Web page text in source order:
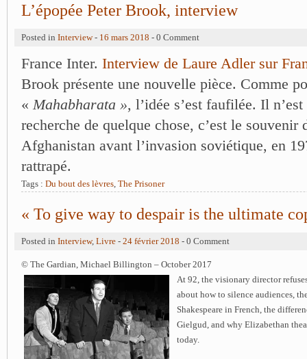
L’épopée Peter Brook, interview
Posted in Interview- 16 mars 2018 - 0 Comment
France Inter. Interview de Laure Adler sur
Brook présente une nouvelle pièce. Comme
« Mahabharata », l’idée s’est faufilée. Il
recherche de quelque chose, c’est le souvenir
Afghanistan avant l’invasion soviétique, en
rattrapé.
Tags : Du bout des lèvres, The Prisoner
« To give way to despair is the ultimate
Posted in Interview, Livre - 24 février 2018 - 0 Comment
© The Gardian, Michael Billington – October 2017
At 92, the visionary director
about how to silence audiences,
Shakespeare in French, the
Gielgud, and why Elizabethan
today.